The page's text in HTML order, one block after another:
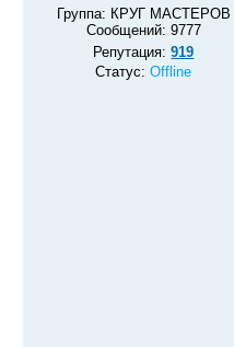
Группа: КРУГ МАСТЕРОВ
Сообщений: 9777
Репутация:919
Статус:Offline